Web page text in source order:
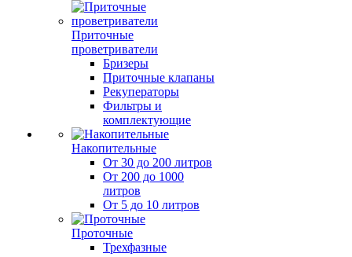
Приточные
проветриватели
Бризеры
Приточные клапаны
Рекуператоры
Фильтры и
комплектующие
Накопительные
От 30 до 200 литров
От 200 до 1000
литров
От 5 до 10 литров
Проточные
Трехфазные